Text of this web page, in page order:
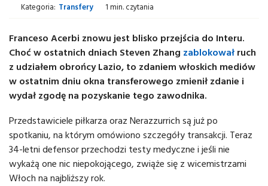
Kategoria: Transfery 1 min. czytania
Franceso Acerbi znowu jest blisko przejścia do Interu.
Choć w ostatnich dniach Steven Zhang zablokował ruch
z udziałem obrońcy Lazio, to zdaniem włoskich mediów
w ostatnim dniu okna transferowego zmienił zdanie i
wydał zgodę na pozyskanie tego zawodnika.
Przedstawiciele piłkarza oraz Nerazzurrich są już po
spotkaniu, na którym omówiono szczegóły transakcji. Teraz
34-letni defensor przechodzi testy medyczne i jeśli nie
wykażą one nic niepokojącego, zwiąże się z wicemistrzami
Włoch na najbliższy rok.